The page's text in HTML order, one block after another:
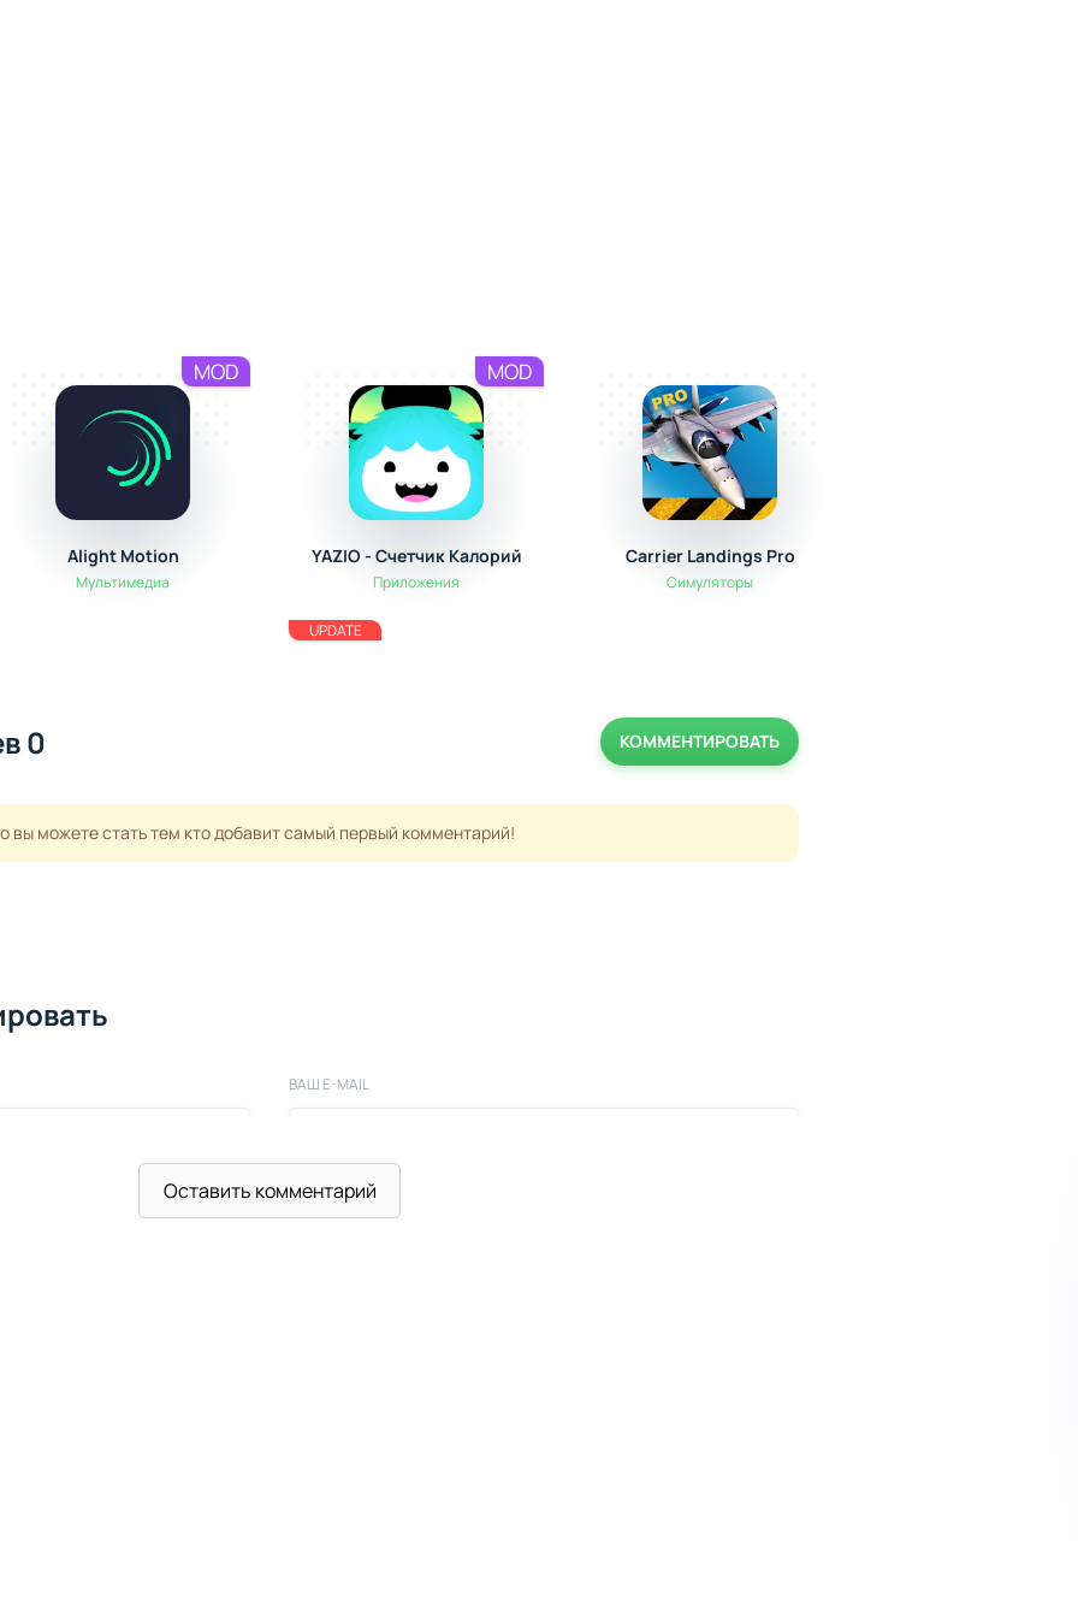
Alight Motion
Мультимедиа
MOD
YAZIO - Счетчик Калорий
Приложения
UPDATE
MOD
Carrier Landings Pro
Симуляторы
0 КОММЕНТИРОВАТЬ
вы можете стать тем кто добавит самый первый комментарий!
ВАШ E-MAIL
Оставить комментарий